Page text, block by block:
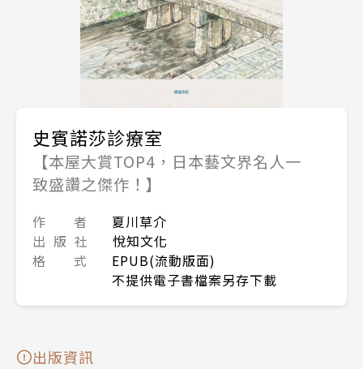
史賓諾莎診療室
【本屋大賞TOP4，日本藝文界名人一
致盛讚之傑作！】
作 者
夏川草介
出 版 社
悅知文化
格 式
EPUB(流動版面)
不提供電子書檔案另存下載
出版資訊